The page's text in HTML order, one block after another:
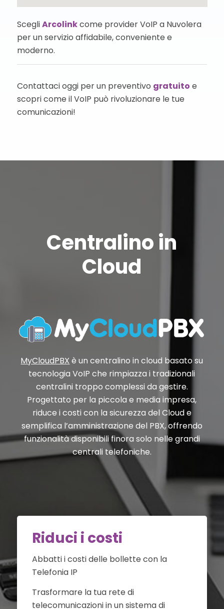
ScegliArcolinkcome provider VoIP a Nuvolera
per un servizio affidabile, conveniente e
moderno.
Contattaci oggi per un preventivo gratuito e
scopri come il VoIP può rivoluzionare le tue
comunicazioni!
Centralino in
Cloud
MyCloudPBX è un centralino in cloud basato su
tecnologia VoIP che rimpiazza i tradizionali
centralini troppo complessi da gestire.
Progettato per la piccola e media impresa,
riduce i costi con la sicurezza del Cloud e
semplifica l’amministrazione del PBX, offrendo
funzionalità disponibili finora solo nelle grandi
centrali telefoniche.
Riduci i costi
Abbatti i costi delle bollette con la
Telefonia IP
Trasformare la tua rete di
telecomunicazioni in un sistema di